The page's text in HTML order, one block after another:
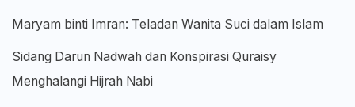
Maryam binti Imran: Teladan Wanita Suci dalam Islam
Sidang Darun Nadwah dan Konspirasi Quraisy
Menghalangi Hijrah Nabi